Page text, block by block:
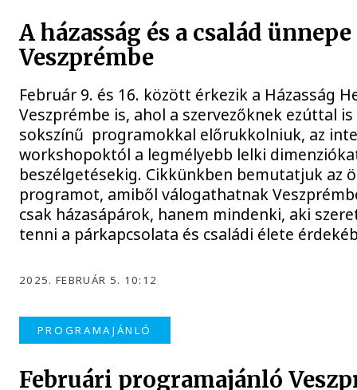
A házasság és a család
Veszprémbe
Február 9. és 16. között érkezik a Házasság
Veszprémbe is, ahol a szervezőknek ezúttal
sokszínű programokkal előrukkolniuk, az
workshopoktól a legmélyebb lelki
beszélgetésekig. Cikkünkben bemutatjuk az
programot, amiből válogathatnak
csak házasápárok, hanem mindenki, aki
tenni a párkapcsolata és családi élete
2025. FEBRUÁR 5. 10:12
PROGRAMAJÁNLÓ
Februári programajánló